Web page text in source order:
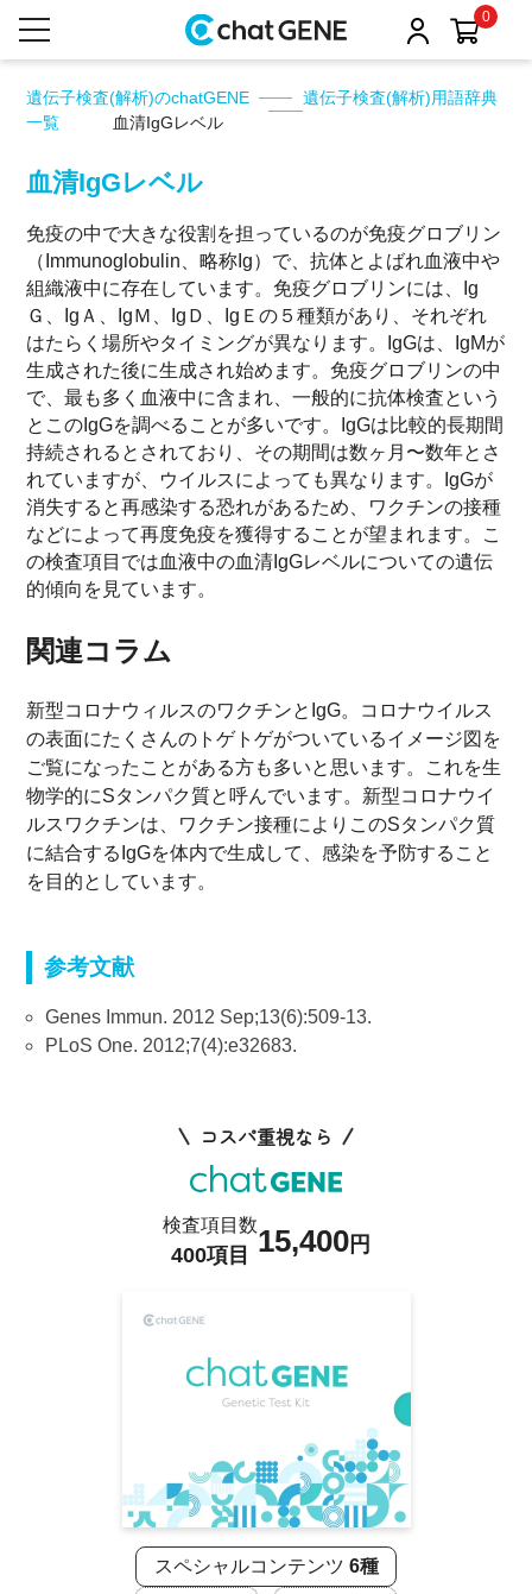
0
遺伝子検査(解析)のchatGENE
遺伝子検査(解析)用語辞典
一覧
血清IgGレベル
血清IgGレベル
免疫の中で大きな役割を担っているのが免疫グロブリン
（Immunoglobulin、略称Ig）で、抗体とよばれ血液中や
組織液中に存在しています。免疫グロブリンには、Ig
Ｇ、IgＡ、IgＭ、IgＤ、IgＥの５種類があり、それぞれ
はたらく場所やタイミングが異なります。IgGは、IgMが
生成された後に生成され始めます。免疫グロブリンの中
で、最も多く血液中に含まれ、一般的に抗体検査という
とこのIgGを調べることが多いです。IgGは比較的長期間
持続されるとされており、その期間は数ヶ月〜数年とさ
れていますが、ウイルスによっても異なります。IgGが
消失すると再感染する恐れがあるため、ワクチンの接種
などによって再度免疫を獲得することが望まれます。こ
の検査項目では血液中の血清IgGレベルについての遺伝
的傾向を見ています。
関連コラム
新型コロナウィルスのワクチンとIgG。コロナウイルス
の表面にたくさんのトゲトゲがついているイメージ図を
ご覧になったことがある方も多いと思います。これを生
物学的にSタンパク質と呼んでいます。新型コロナウイ
ルスワクチンは、ワクチン接種によりこのSタンパク質
に結合するIgGを体内で生成して、感染を予防すること
を目的としています。
参考文献
Genes Immun. 2012 Sep;13(6):509-13.
PLoS One. 2012;7(4):e32683.
コスパ重視なら
検査項目数
400項目 15,400円
スペシャルコンテンツ 6種